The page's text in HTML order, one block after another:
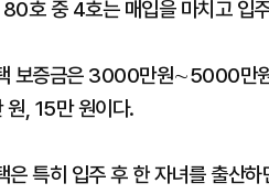
호 중 4호는 매입을 마치고 입
보증금은 3000만원∼5000만원
원, 15만 원이다.
은 특히 입주 후 한 자녀를 출산